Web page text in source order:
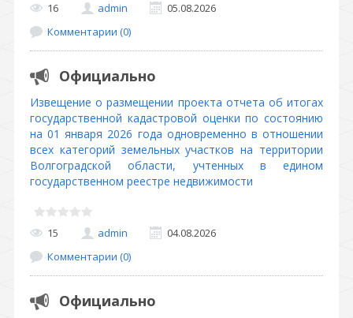
16 admin
05.08.2026
Комментарии (0)
Официально
Извещение о размещении проекта отчета об итогах
государственной кадастровой оценки по состоянию
на 01 января 2026 года одновременно в отношении
всех категорий земельных участков на территории
Волгоградской области, учтенных в едином
государственном реестре недвижимости
15 admin
04.08.2026
Комментарии (0)
Официально